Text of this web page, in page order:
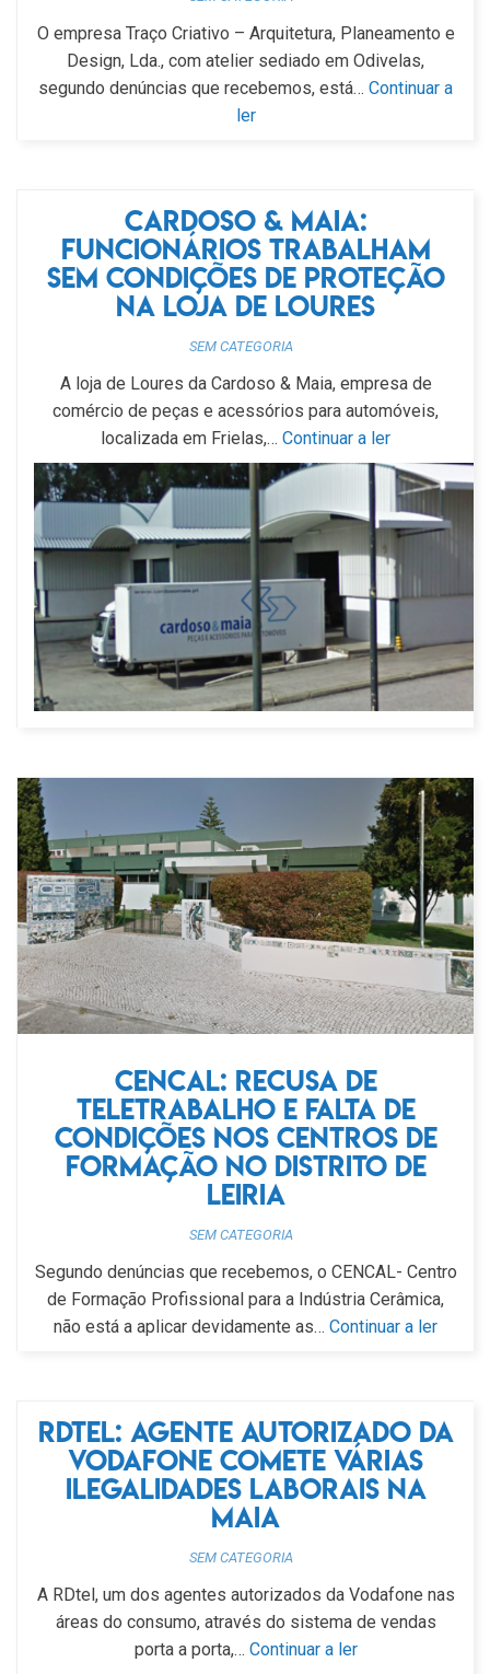
O empresa Traço Criativo – Arquitetura, Planeamento e
Design, Lda., com atelier sediado em Odivelas,
segundo denúncias que recebemos, está… Continuar a
ler
Cardoso & Maia:
funcionários trabalham
sem condições de proteção
na loja de Loures
SEM CATEGORIA
A loja de Loures da Cardoso & Maia, empresa de
comércio de peças e acessórios para automóveis,
localizada em Frielas,… Continuar a ler
CENCAL: recusa de
teletrabalho e falta de
condições nos centros de
formação no distrito de
Leiria
SEM CATEGORIA
Segundo denúncias que recebemos, o CENCAL- Centro
de Formação Profissional para a Indústria Cerâmica,
não está a aplicar devidamente as… Continuar a ler
RDtel: agente autorizado da
Vodafone comete várias
ilegalidades laborais na
Maia
SEM CATEGORIA
A RDtel, um dos agentes autorizados da Vodafone nas
áreas do consumo, através do sistema de vendas
porta a porta,… Continuar a ler